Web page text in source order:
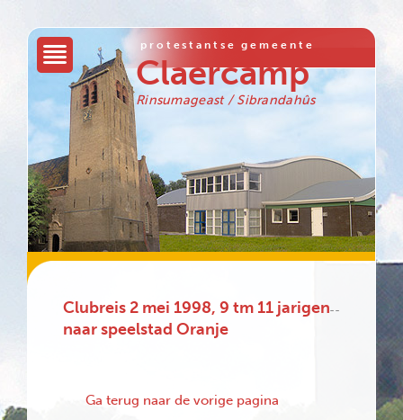
protestantse gemeente
Claercamp
Rinsumageast / Sibrandahûs
--
Clubreis 2 mei 1998, 9 tm 11 jarigen
naar speelstad Oranje
Ga terug naar de vorige pagina